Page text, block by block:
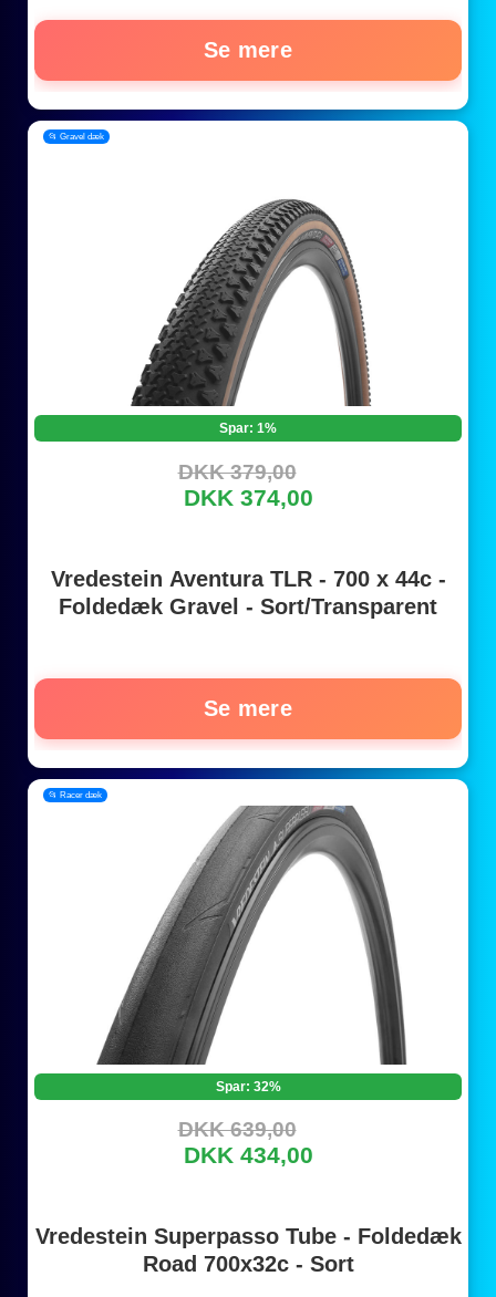
Se mere
📂 Gravel dæk
Spar: 1%
DKK 379,00
DKK 374,00
Vredestein Aventura TLR - 700 x 44c -
Foldedæk Gravel - Sort/Transparent
Se mere
📂 Racer dæk
Spar: 32%
DKK 639,00
DKK 434,00
Vredestein Superpasso Tube - Foldedæk
Road 700x32c - Sort